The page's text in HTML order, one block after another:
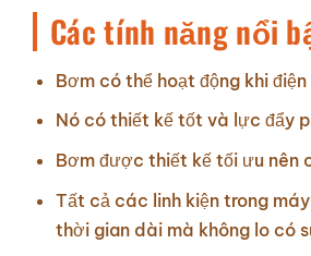
Các tính năng nổi
Bơm có thể hoạt động khi
Nó có thiết kế tốt và lực đẩy
Bơm được thiết kế tối ưu nên
Tất cả các linh kiện trong
thời gian dài mà không lo có